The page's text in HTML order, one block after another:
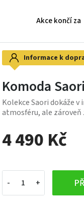
Akce končí za
Informace k
Komoda
Kolekce Saori dokáže
atmosféru, ale
4 490 Kč